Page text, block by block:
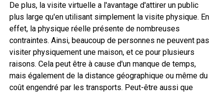
De plus, la visite virtuelle a l'avantage d'attirer un public
plus large qu'en utilisant simplement la visite physique. En
effet, la physique réelle présente de nombreuses
contraintes. Ainsi, beaucoup de personnes ne peuvent pas
visiter physiquement une maison, et ce pour plusieurs
raisons. Cela peut être à cause d'un manque de temps,
mais également de la distance géographique ou même du
coût engendré par les transports. Peut-être aussi que